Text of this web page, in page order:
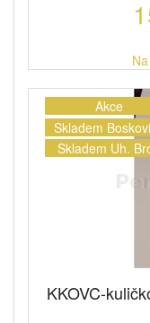
Akce
Skladem
Skladem Uh.
KKOVC-